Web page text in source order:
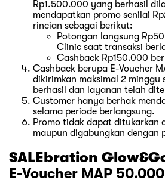
Rp1.500.000 yang berhasil
mendapatkan promo senilai
rincian sebagai berikut:
Potongan langsung
Clinic saat transaksi
Cashback Rp150.000
Cashback berupa E-Voucher
dikirimkan maksimal 2 minggu
berhasil dan layanan telah
Customer hanya berhak
selama periode berlangsung.
Promo tidak dapat ditukarkan
maupun digabungkan dengan
SALEbration
E-Voucher MAP 50.000